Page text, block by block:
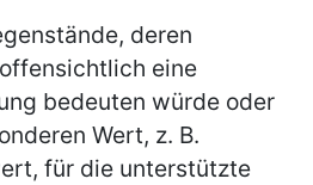
deren
eine
bedeuten würde oder
Wert, z. B.
für die unterstützte